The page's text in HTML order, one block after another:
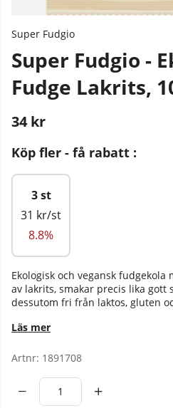
Super Fudgio
Super Fudgio -
Fudge Lakrits,
34kr
Stafflade priser
Köp fler - få rabatt :
3 st
31 kr/st
8.8%
Ekologisk och vegansk fudgekola
av lakrits, smakar precis lika gott
dessutom fri från laktos, gluten
Läs mer
Artnr: 1891708